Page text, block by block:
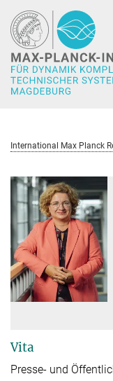
Hauptinhalt
International Max Planck
Vita
Presse- und